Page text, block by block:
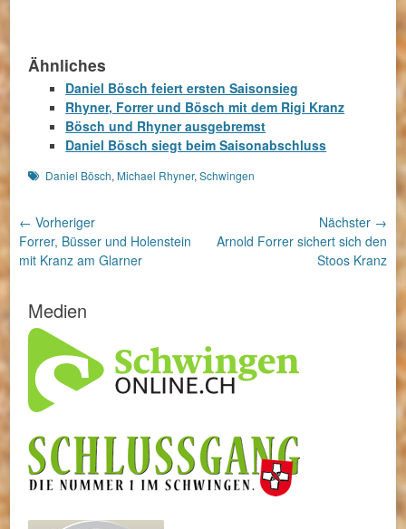
Ähnliches
Daniel Bösch feiert ersten Saisonsieg
Rhyner, Forrer und Bösch mit dem Rigi Kranz
Bösch und Rhyner ausgebremst
Daniel Bösch siegt beim Saisonabschluss
Schlagworte
Daniel Bösch,Michael Rhyner,Schwingen
Beitragsnavigation
← Vorheriger
Vorheriger
Beitrag:
Forrer, Büsser und Holenstein
mit Kranz am Glarner
Nächster →
Nächster
Arnold Forrer sichert sich den
Stoos Kranz
Medien